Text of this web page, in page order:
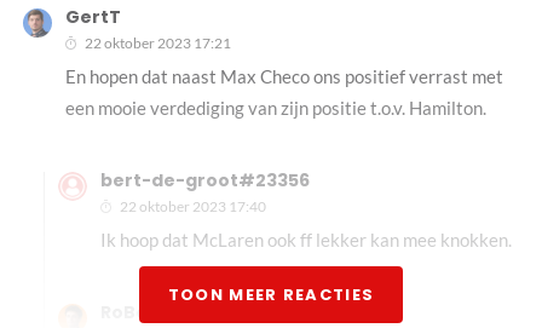
GertT
22 oktober 2023 17:21
En hopen dat naast Max Checo ons positief verrast met
een mooie verdediging van zijn positie t.o.v. Hamilton.
bert-de-groot#23356
22 oktober 2023 17:40
Ik hoop dat McLaren ook ff lekker kan mee knokken.
TOON MEER REACTIES